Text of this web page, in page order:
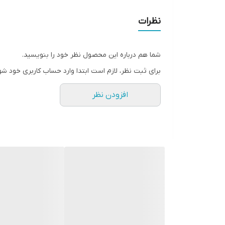
نظرات
شما هم درباره این محصول نظر خود را بنویسید.
برای ثبت نظر، لازم است ابتدا وارد حساب کاربری خود
افزودن نظر